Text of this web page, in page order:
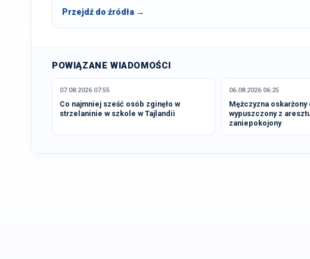
Przejdź do źródła →
POWIĄZANE WIADOMOŚCI
07.08.2026 07:55
Co najmniej sześć osób zginęło w
strzelaninie w szkole w Tajlandii
06.08.2026 06:25
Mężczyzna
wypuszczony z
zaniepokojony